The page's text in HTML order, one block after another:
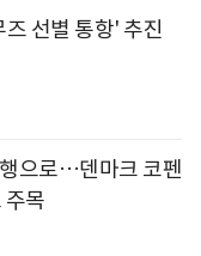
선별 통항' 추진
으로…덴마크 코펜
주목